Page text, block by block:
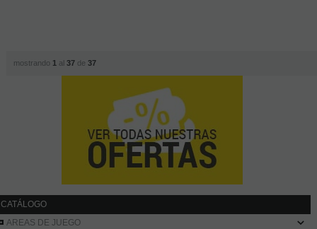
mostrando 1 al 37de 37
CATÁLOGO
AREAS DE JUEGO